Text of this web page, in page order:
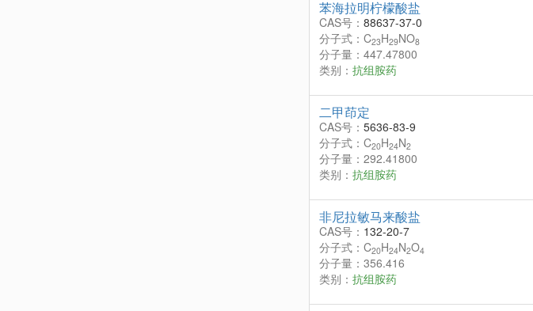
苯海拉明柠檬酸盐
CAS号： 88637-37-0
分子式：C23H29NO8
分子量：447.47800
类别： 抗组胺药
二甲茚定
CAS号： 5636-83-9
分子式：C20H24N2
分子量：292.41800
类别： 抗组胺药
非尼拉敏马来酸盐
CAS号： 132-20-7
分子式：C20H24N2O4
分子量：356.416
类别： 抗组胺药